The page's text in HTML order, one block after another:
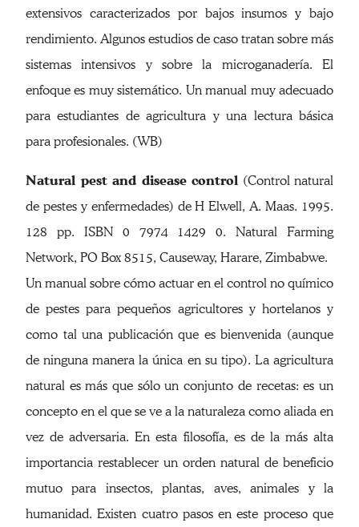
extensivos caracterizados por bajos insumos y bajo
rendimiento. Algunos estudios de caso tratan sobre más
sistemas intensivos y sobre la microganadería. El
enfoque es muy sistemático. Un manual muy adecuado
para estudiantes de agricultura y una lectura básica
para profesionales. (WB)
Natural pest and disease control (Control natural
de pestes y enfermedades) de H Elwell, A. Maas. 1995.
128 pp. ISBN 0 7974 1429 0. Natural Farming
Network, PO Box 8515, Causeway, Harare, Zimbabwe.
Un manual sobre cómo actuar en el control no químico
de pestes para pequeños agricultores y hortelanos y
como tal una publicación que es bienvenida (aunque
de ninguna manera la única en su tipo). La agricultura
natural es más que sólo un conjunto de recetas: es un
concepto en el que se ve a la naturaleza como aliada en
vez de adversaria. En esta filosofía, es de la más alta
importancia restablecer un orden natural de beneficio
mutuo para insectos, plantas, aves, animales y la
humanidad. Existen cuatro pasos en este proceso que